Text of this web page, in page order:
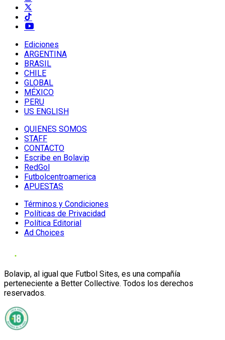
Ediciones
ARGENTINA
BRASIL
CHILE
GLOBAL
MÉXICO
PERU
US ENGLISH
QUIENES SOMOS
STAFF
CONTACTO
Escribe en Bolavip
RedGol
Futbolcentroamerica
APUESTAS
Términos y Condiciones
Políticas de Privacidad
Política Editorial
Ad Choices
Bolavip, al igual que Futbol Sites, es una compañía
perteneciente a Better Collective. Todos los derechos
reservados.